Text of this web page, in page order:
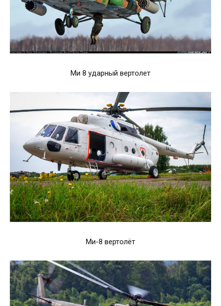
Ми 8 ударный вертолет
Ми-8 вертолёт